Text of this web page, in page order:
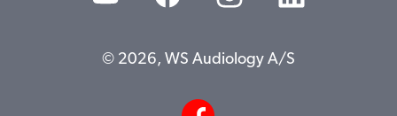
© 2026, WS Audiology A/S